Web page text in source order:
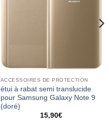
ACCESSOIRES DE PROTECTION
étui à rabat semi translucide
pour Samsung Galaxy Note 9
(doré)
15,90€